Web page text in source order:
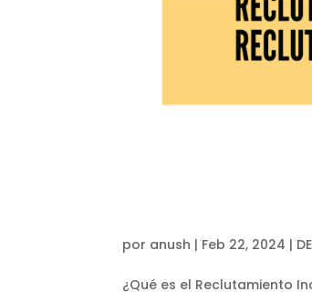
por anush | Feb 22, 2024 |
¿Qué es el Reclutamiento